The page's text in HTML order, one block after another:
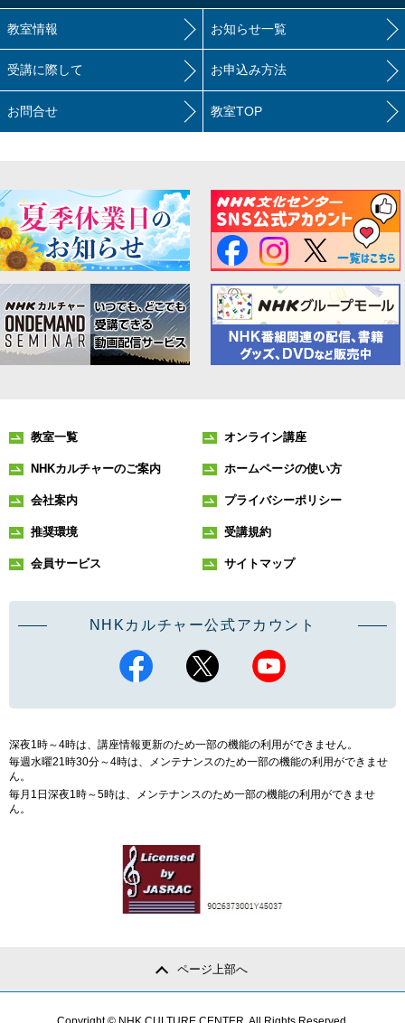
教室情報 お知らせ一覧
受講に際して お申込み方法
お問合せ 教室TOP
教室一覧 オンライン講座
NHKカルチャーのご案内 ホームページの使い方
会社案内 プライバシーポリシー
推奨環境 受講規約
会員サービス サイトマップ
NHKカルチャー公式アカウント
深夜1時～4時は、講座情報更新のため一部の機能の利用ができません。
毎週水曜21時30分～4時は、メンテナンスのため一部の機能の利用ができませ
ん。
毎月1日深夜1時～5時は、メンテナンスのため一部の機能の利用ができませ
ん。
ページ上部へ